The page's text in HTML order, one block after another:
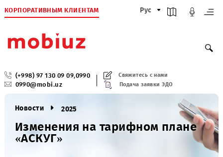
КОРПОРАТИВНЫМ КЛИЕНТАМ Рус
(+998) 97 130 09 09
0990@mobi.uz
Свяжитесь с нами
Подача заявки ЭДО
Изменения на тарифном плане